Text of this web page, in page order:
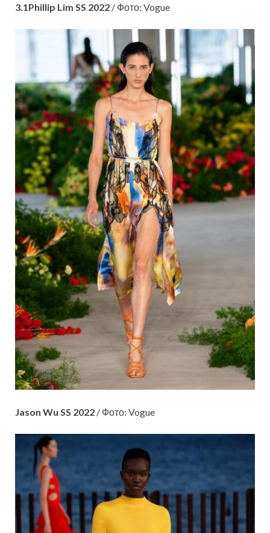
3.1Phillip Lim SS 2022 / Фото: Vogue
Jason Wu SS 2022 / Фото: Vogue